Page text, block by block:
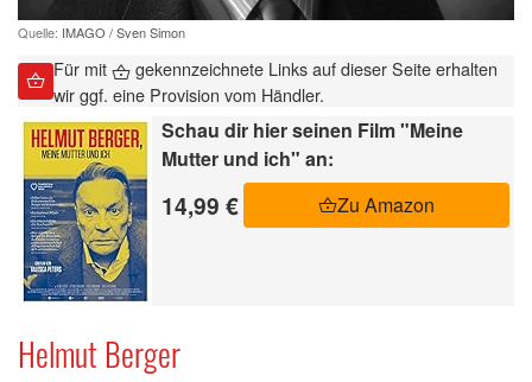
Quelle: IMAGO / Sven Simon
Für mit
gekennzeichnete Links auf dieser Seite erhalten
wir ggf. eine Provision vom Händler.
Schau dir hier seinen Film "Meine
Mutter und ich" an:
14,99 € Zu Amazon
Helmut Berger